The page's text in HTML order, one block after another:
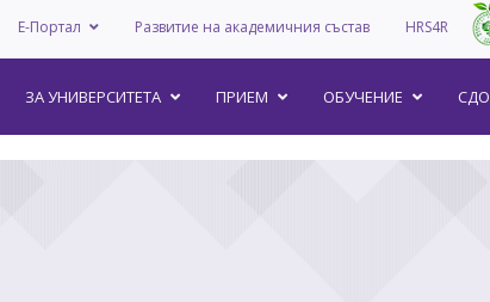
Е-Портал Развитие на академичния състав HRS4R
ЗА УНИВEРСИТЕТА ПРИЕМ ОБУЧЕНИЕ СДО